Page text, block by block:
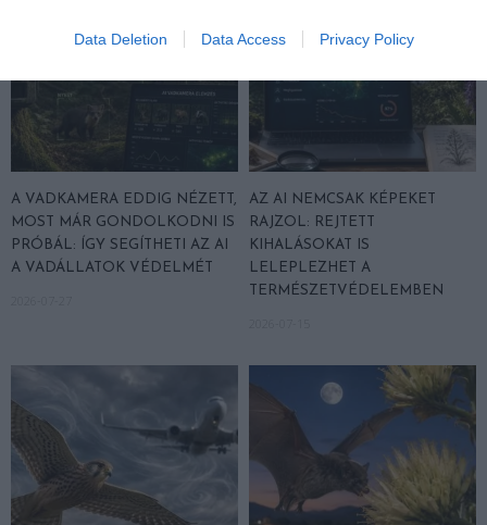
Data Deletion Data Access Privacy Policy
A VADKAMERA EDDIG NÉZETT,
MOST MÁR GONDOLKODNI IS
PRÓBÁL: ÍGY SEGÍTHETI AZ AI
A VADÁLLATOK VÉDELMÉT
AZ AI NEMCSAK KÉPEKET
RAJZOL: REJTETT
KIHALÁSOKAT IS
LELEPLEZHET A
TERMÉSZETVÉDELEMBEN